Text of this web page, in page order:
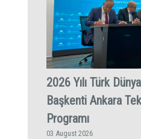
2026 Yılı Türk
Başkenti Ankara
Programı
03 August 2026